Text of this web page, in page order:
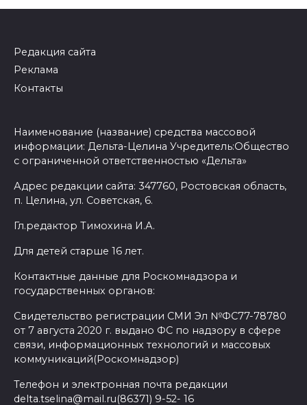
Редакция сайта
Реклама
Контакты
Наименование (название) средства массовой
информации: Дельта-Целина Учредитель:Общество
с ограниченной ответственностью «Дельта»
Адрес редакции сайта: 347760, Ростовская область,
п. Целина, ул. Советская, 6.
Гл.редактор Тимохина И.А.
Для детей старше 16 лет.
Контактные данные для Роскомнадзора и
государственных органов:
Свидетельство регистрации СМИ Эл №ФС77-78780
от 7 августа 2020 г. выдано ФС по надзору в сфере
связи, информационных технологий и массовых
коммуникаций(Роскомнадзор)
Телефон и электронная почта редакции
delta.tselina@mail.ru(86371) 9-52- 16